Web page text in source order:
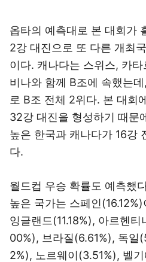
옵타의 예측대로 본 대회가
2강 대진으로 또 다른 개최
이다. 캐나다는 스위스, 카
비나와 함께 B조에 속했는
로 B조 전체 2위다. 본 대회
32강 대진을 형성하기 때문
높은 한국과 캐나다가 16강
다.
월드컵 우승 확률도 예측했
높은 국가는 스페인
잉글랜드(11.18%), 아르헨
00%), 브라질(6.61%), 독일
2%), 노르웨이(3.51%), 벨